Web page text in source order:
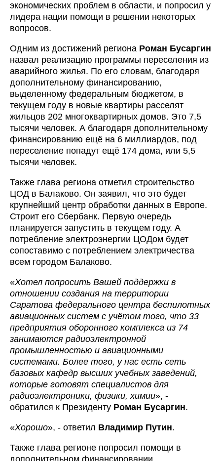
экономических проблем в области, и попросил у
лидера нации помощи в решении некоторых
вопросов.
Одним из достижений региона Роман Бусаргин
назвал реализацию программы переселения из
аварийного жилья. По его словам, благодаря
дополнительному финансированию,
выделенному федеральным бюджетом, в
текущем году в новые квартиры расселят
жильцов 202 многоквартирных домов. Это 7,5
тысячи человек. А благодаря дополнительному
финансированию ещё на 6 миллиардов, под
переселение попадут ещё 174 дома, или 5,5
тысячи человек.
Также глава региона отметил строительство
ЦОД в Балаково. Он заявил, что это будет
крупнейший центр обработки данных в Европе.
Строит его Сбербанк. Первую очередь
планируется запустить в текущем году. А
потребление электроэнергии ЦОДом будет
сопоставимо с потреблением электричества
всем городом Балаково.
«Хотел попросить Вашей поддержки в
отношении создания на территории
Саратова федерального центра беспилотных
авиационных систем с учётом того, что 33
предприятия оборонного комплекса из 74
занимаются радиоэлектронной
промышленностью и авиационными
системами. Более того, у нас есть сеть
базовых кафедр высших учебных заведений,
которые готовят специалистов для
радиоэлектроники, физики, химии», -
обратился к Президенту Роман Бусаргин.
«Хорошо», - ответил Владимир Путин.
Также глава регионе попросил помощи в